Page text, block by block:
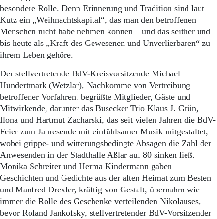
besondere Rolle. Denn Erinnerung und Tradition sind laut
Kutz ein „Weihnachtskapital“, das man den betroffenen
Menschen nicht habe nehmen können – und das seither und
bis heute als „Kraft des Gewesenen und Unverlierbaren“ zu
ihrem Leben gehöre.
Der stellvertretende BdV-Kreisvorsitzende Michael
Hundertmark (Wetzlar), Nachkomme von Vertreibung
betroffener Vorfahren, begrüßte Mitglieder, Gäste und
Mitwirkende, darunter das Busecker Trio Klaus J. Grün,
Ilona und Hartmut Zacharski, das seit vielen Jahren die BdV-
Feier zum Jahresende mit einfühlsamer Musik mitgestaltet,
wobei grippe- und witterungsbedingte Absagen die Zahl der
Anwesenden in der Stadthalle Aßlar auf 80 sinken ließ.
Monika Schreiter und Herma Kindermann gaben
Geschichten und Gedichte aus der alten Heimat zum Besten
und Manfred Drexler, kräftig von Gestalt, übernahm wie
immer die Rolle des Geschenke verteilenden Nikolauses,
bevor Roland Jankofsky, stellvertretender BdV-Vorsitzender